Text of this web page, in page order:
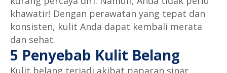
khawatir! Dengan perawatan yang tepat dan
konsisten, kulit Anda dapat kembali merata
dan sehat.
5 Penyebab Kulit Belang
Kulit belang terjadi akibat paparan sinar